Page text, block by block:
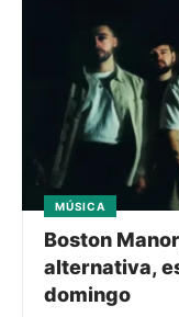
MÚSICA
Boston
alternativa,
domingo